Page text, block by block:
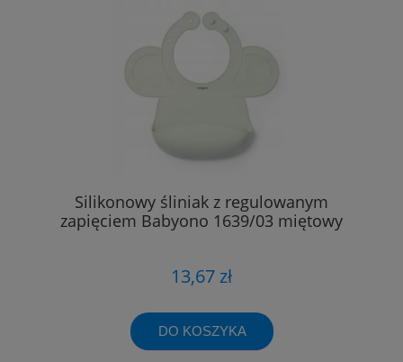
Silikonowy śliniak z regulowanym
zapięciem Babyono 1639/03 miętowy
13,67 zł
DO KOSZYKA